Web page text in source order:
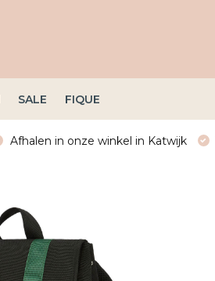
SALE FIQUE
Afhalen in onze winkel in Katwijk